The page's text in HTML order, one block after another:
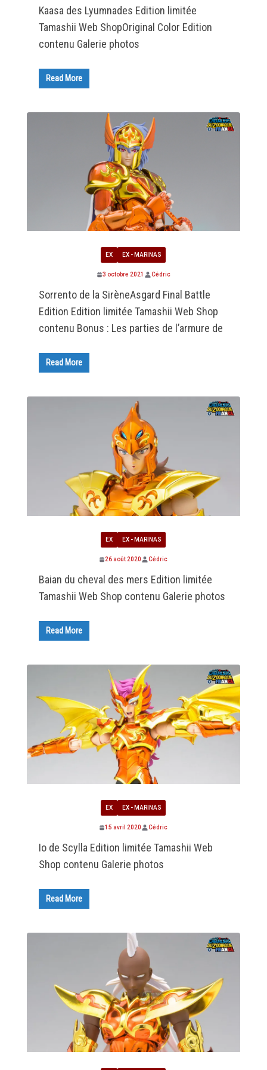
Kaasa des Lyumnades Edition limitée
Tamashii Web ShopOriginal Color Edition
contenu Galerie photos
Read More
EX EX - MARINAS
3 octobre 2021 Cédric
Sorrento de la SirèneAsgard Final Battle
Edition Edition limitée Tamashii Web Shop
contenu Bonus : Les parties de l’armure de
Read More
EX EX - MARINAS
26 août 2020 Cédric
Baian du cheval des mers Edition limitée
Tamashii Web Shop contenu Galerie photos
Read More
EX EX - MARINAS
15 avril 2020 Cédric
Io de Scylla Edition limitée Tamashii Web
Shop contenu Galerie photos
Read More